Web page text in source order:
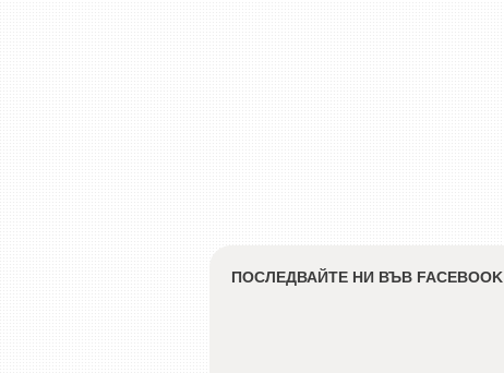
ПОСЛЕДВАЙТЕ НИ ВЪВ FACEBOOK